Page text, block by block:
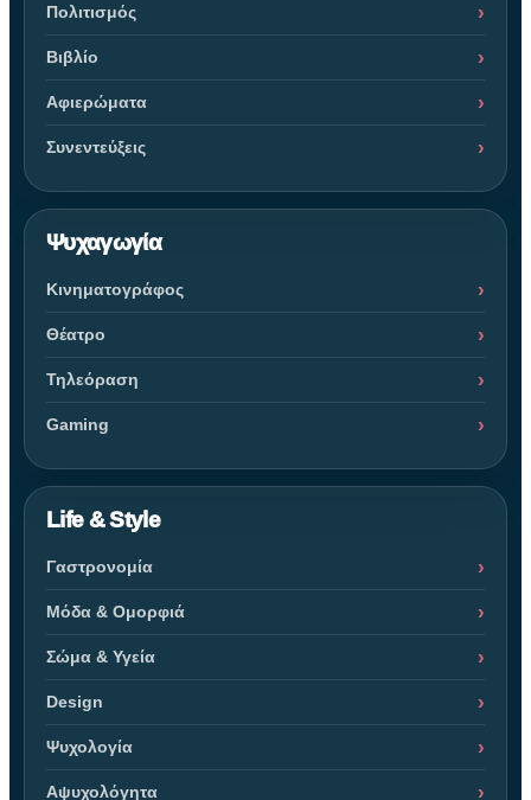
Πολιτισμός
Βιβλίο
Αφιερώματα
Συνεντεύξεις
Ψυχαγωγία
Κινηματογράφος
Θέατρο
Τηλεόραση
Gaming
Life & Style
Γαστρονομία
Μόδα & Ομορφιά
Σώμα & Υγεία
Design
Ψυχολογία
Αψυχολόγητα